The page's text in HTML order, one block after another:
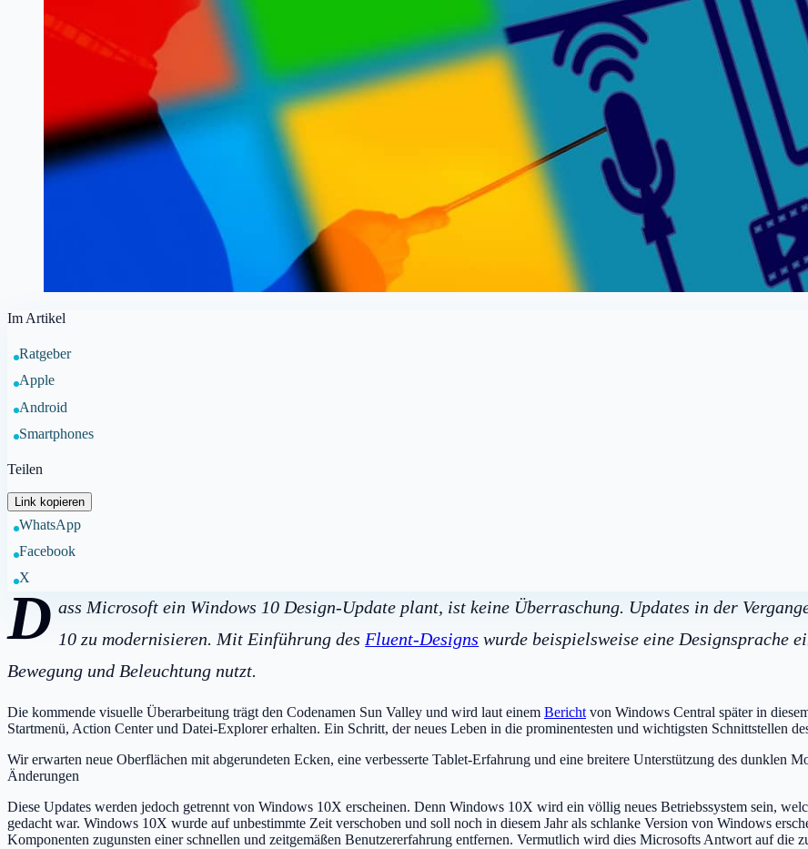
Im Artikel
Ratgeber
Apple
Android
Smartphones
Teilen
Link kopieren
WhatsApp
Facebook
X
D ass Microsoft ein Windows 10 Design-Update plant, ist keine Überraschung. Updates in der
10 zu modernisieren. Mit Einführung des Fluent-Designs wurde beispielsweise eine Designsprache
Bewegung und Beleuchtung nutzt.
Die kommende visuelle Überarbeitung trägt den Codenamen Sun Valley und wird laut einem Bericht von Windows Central später in
Startmenü, Action Center und Datei-Explorer erhalten. Ein Schritt, der neues Leben in die prominentesten und wichtigsten Schnittstellen
Wir erwarten neue Oberflächen mit abgerundeten Ecken, eine verbesserte Tablet-Erfahrung und eine breitere Unterstützung des dunklen
Änderungen
Diese Updates werden jedoch getrennt von Windows 10X erscheinen. Denn Windows 10X wird ein völlig neues Betriebssystem sein,
gedacht war. Windows 10X wurde auf unbestimmte Zeit verschoben und soll noch in diesem Jahr als schlanke Version von Windows
Komponenten zugunsten einer schnellen und zeitgemäßen Benutzererfahrung entfernen. Vermutlich wird dies Microsofts Antwort auf die